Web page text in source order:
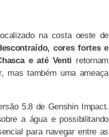
na costa oeste de
cores fortes e
e até Venti retornam
mas também uma ameaça
5.8 de Genshin Impact.
a água e possibilitando
para navegar entre as